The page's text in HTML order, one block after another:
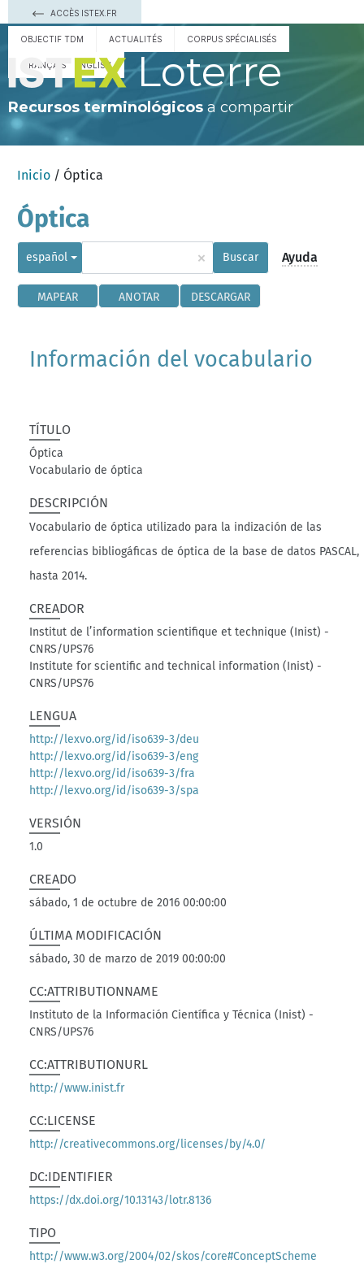
ACCÈS ISTEX.FR
OBJECTIF TDM ACTUALITÉS CORPUS SPÉCIALISÉS
FRANÇAIS ENGLISH Loterre
Recursos terminológicos a compartir
Inicio / Óptica
Óptica
español × Buscar Ayuda
MAPEAR ANOTAR DESCARGAR
Información del vocabulario
TÍTULO
Óptica
Vocabulario de óptica
DESCRIPCIÓN
Vocabulario de óptica utilizado para la indización de las
referencias bibliogáficas de óptica de la base de datos PASCAL,
hasta 2014.
CREADOR
Institut de l’information scientifique et technique (Inist) -
CNRS/UPS76
Institute for scientific and technical information (Inist) -
CNRS/UPS76
LENGUA
http://lexvo.org/id/iso639-3/deu
http://lexvo.org/id/iso639-3/eng
http://lexvo.org/id/iso639-3/fra
http://lexvo.org/id/iso639-3/spa
VERSIÓN
1.0
CREADO
sábado, 1 de octubre de 2016 00:00:00
ÚLTIMA MODIFICACIÓN
sábado, 30 de marzo de 2019 00:00:00
CC:ATTRIBUTIONNAME
Instituto de la Información Científica y Técnica (Inist) -
CNRS/UPS76
CC:ATTRIBUTIONURL
http://www.inist.fr
CC:LICENSE
http://creativecommons.org/licenses/by/4.0/
DC:IDENTIFIER
https://dx.doi.org/10.13143/lotr.8136
TIPO
http://www.w3.org/2004/02/skos/core#ConceptScheme